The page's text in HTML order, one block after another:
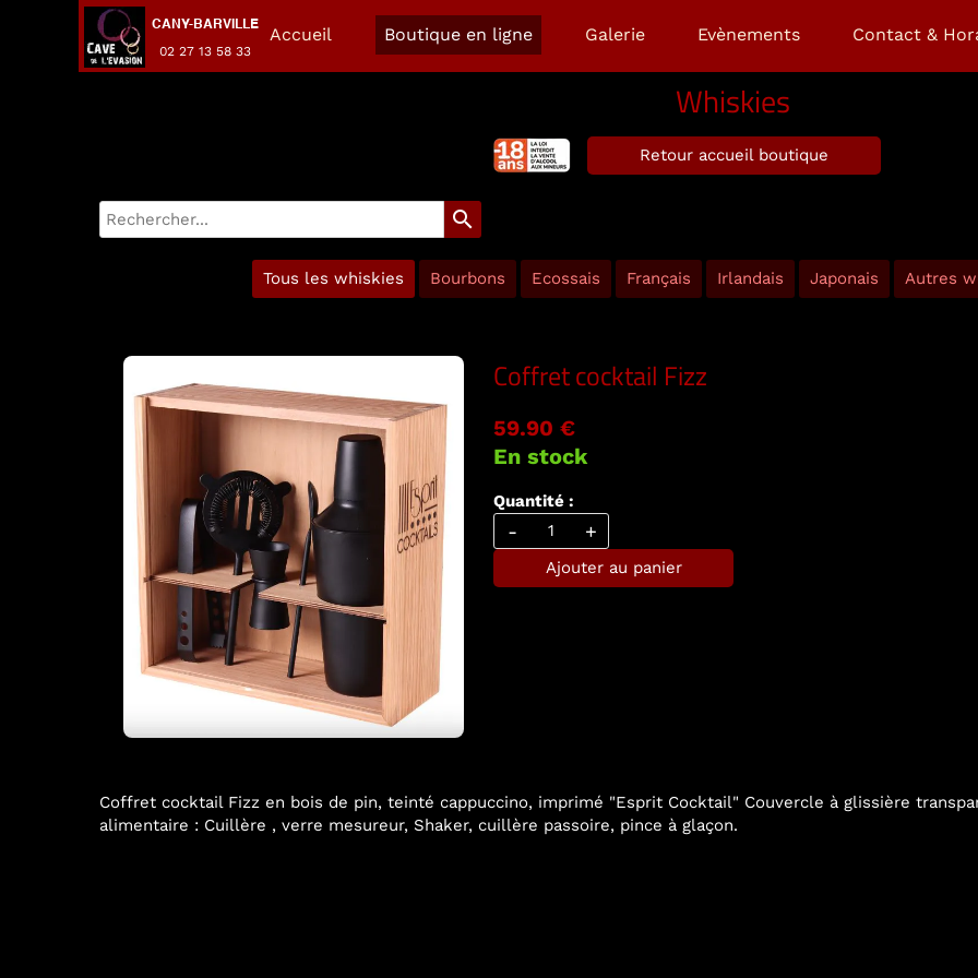
Accueil Boutique en ligne Galerie Evènements Contact &
CANY-BARVILLE
02 27 13 58 33
Whiskies
Retour accueil boutique
search
Tous les whiskies Bourbons Ecossais Français Irlandais Japonais Autres
Coffret cocktail Fizz
59.90 €
En stock
Quantité :
- +
Ajouter au panier
Coffret cocktail Fizz en bois de pin, teinté cappuccino, imprimé "Esprit Cocktail" Couvercle à glissière
alimentaire : Cuillère , verre mesureur, Shaker, cuillère passoire, pince à glaçon.